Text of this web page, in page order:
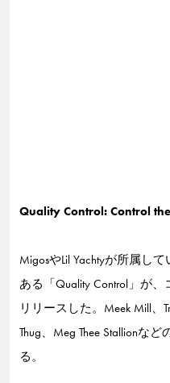
Quality Control: Control
MigosやLil Yachtyが所属し
ある「Quality Control」が
リリースした。Meek Mill、
Thug、Meg Thee Stallionな
る。